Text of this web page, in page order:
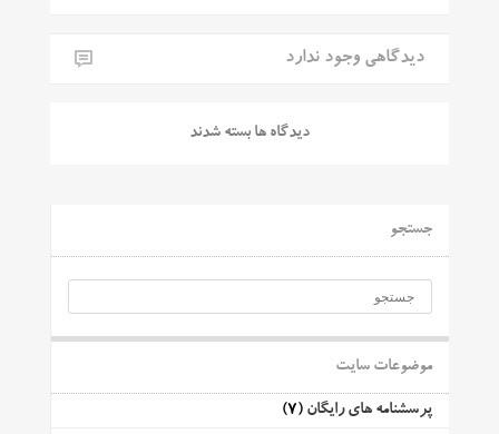
دیدگاهی وجود ندارد
دیدگاه ها بسته شدند
جستجو
موضوعات سایت
پرسشنامه های رایگان (7)